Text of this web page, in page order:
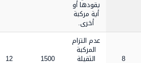
يقودها أو
أية مركبة
أخرى.
8
عدم التزام
المركبة
الثقيلة
1500
12